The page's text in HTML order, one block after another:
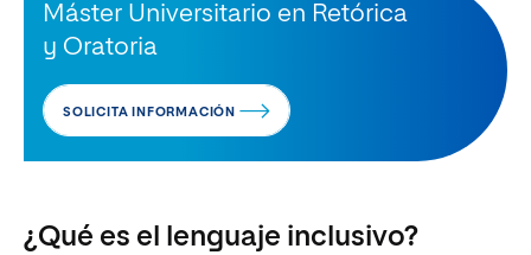
Máster Universitario en Retórica
y Oratoria
SOLICITA INFORMACIÓN
¿Qué es el lenguaje inclusivo?